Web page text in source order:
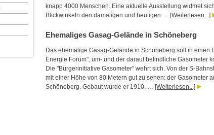
knapp 4000 Menschen. Eine aktuelle Ausstellung widmet
Blickwinkeln den damaligen und heutigen … [Weiterlesen...]
Ehemaliges Gasag-Gelände in Schöneberg
Das ehemalige Gasag-Gelände in Schöneberg soll in einen
Energie Forum", um- und der darauf befindliche Gasometer
Die "Bürgerinitiative Gasometer" wehrt sich. Von der S-
mit einer Höhe von 80 Metern gut zu sehen: der Gasometer
Schöneberg. Gebaut wurde er 1910. … [Weiterlesen...]